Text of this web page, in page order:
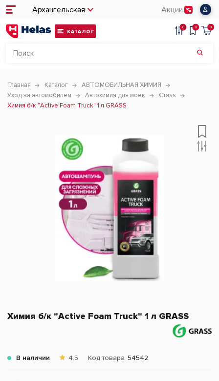
Архангельская Акции
КАТАЛОГ
0 0 0
Главная Каталог
АВТОМОБИЛЬНАЯ ХИМИЯ
Уход за автомобилем
Автохимия для моек
Grass
Химия б/к "Active Foam Truck" 1 л GRASS
Химия б/к "Active Foam Truck" 1 л GRASS
В наличии 4.5 Код товара 54542